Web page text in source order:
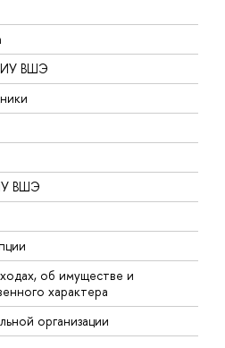
ВШЭ
ВШЭ
об имуществе и
характера
организации